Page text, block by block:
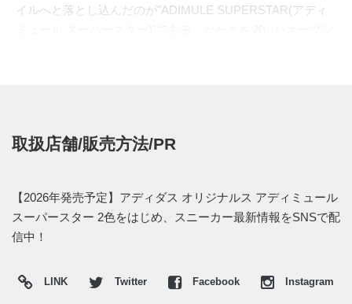
イルへと落とし込んだのが"ADIMULE SUPERSTAR(アディ
アッパーはシューレースを排したミニマルな作りで、甲を包
ォイルを型押しすることで、装飾を抑えながらもアディダス
らしさをしっかりと残している。インソールはナチュラルな
ベージュカラーで、トレフォイルロゴを大きくプリント。薄
快に履ける。カラーは、ブラックとホワイトの2色がライン
取扱店舗/販売方法/PR
【2026年発売予定】アディダス オリジナルス アディミュール
スーパースター 2色をはじめ、スニーカー最新情報をSNSで配
信中！
LINK Twitter Facebook Instagram